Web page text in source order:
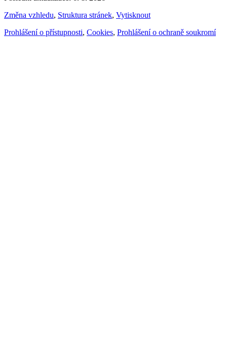
Změna vzhledu, Struktura stránek, Vytisknout
Prohlášení o přístupnosti, Cookies, Prohlášení o ochraně soukromí